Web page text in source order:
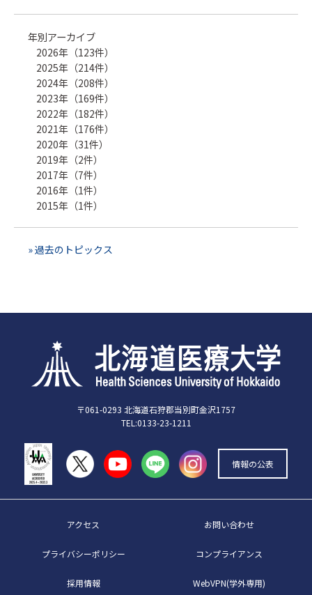
年別アーカイブ
2026年（123件）
2025年（214件）
2024年（208件）
2023年（169件）
2022年（182件）
2021年（176件）
2020年（31件）
2019年（2件）
2017年（7件）
2016年（1件）
2015年（1件）
» 過去のトピックス
〒061-0293 北海道石狩郡当別町金沢1757
TEL:0133-23-1211
情報の公表
アクセス お問い合わせ
プライバシーポリシー コンプライアンス
採用情報 WebVPN(学外専用)